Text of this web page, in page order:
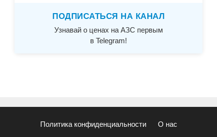
ПОДПИСАТЬСЯ НА КАНАЛ
Узнавай о ценах на АЗС первым
в Telegram!
Политика конфиденциальности О нас